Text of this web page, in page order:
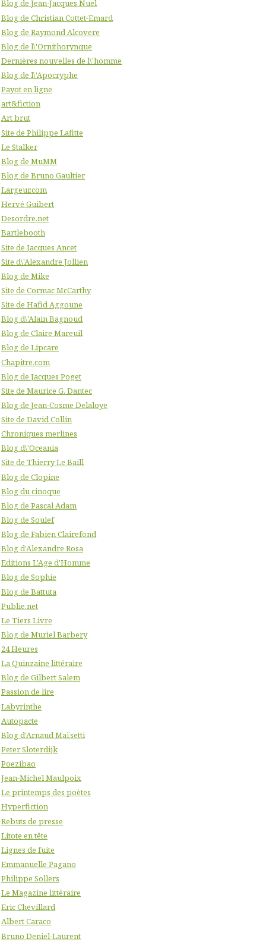
Blog de Jean-Jacques Nuel
Blog de Christian Cottet-Emard
Blog de Raymond Alcovere
Blog de l\'Ornithorynque
Dernières nouvelles de l\'homme
Blog de l\'Apocryphe
Payot en ligne
art&fiction
Art brut
Site de Philippe Lafitte
Le Stalker
Blog de MuMM
Blog de Bruno Gaultier
Largeur.com
Hervé Guibert
Desordre.net
Bartlebooth
Site de Jacques Ancet
Site d\'Alexandre Jollien
Blog de Mike
Site de Cormac McCarthy
Site de Hafid Aggoune
Blog d\'Alain Bagnoud
Blog de Claire Mareuil
Blog de Lipcare
Chapitre.com
Blog de Jacques Poget
Site de Maurice G. Dantec
Blog de Jean-Cosme Delaloye
Site de David Collin
Chroniques merlines
Blog d\'Oceania
Site de Thierry Le Baill
Blog de Clopine
Blog du cinoque
Blog de Pascal Adam
Blog de Soulef
Blog de Fabien Clairefond
Blog d'Alexandre Rosa
Editions L'Age d'Homme
Blog de Sophie
Blog de Battuta
Publie.net
Le Tiers Livre
Blog de Muriel Barbery
24 Heures
La Quinzaine littéraire
Blog de Gilbert Salem
Passion de lire
Labyrinthe
Autopacte
Blog d'Arnaud Maïsetti
Peter Sloterdijk
Poezibao
Jean-Michel Maulpoix
Le printemps des poètes
Hyperfiction
Rebuts de presse
Litote en tête
Lignes de fuite
Emmanuelle Pagano
Philippe Sollers
Le Magazine littéraire
Eric Chevillard
Albert Caraco
Bruno Deniel-Laurent